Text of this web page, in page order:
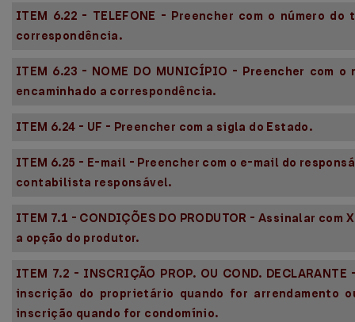
ITEM 6.22 - TELEFONE - Preencher com o número
correspondência.
ITEM 6.23 - NOME DO MUNICÍPIO - Preencher com
encaminhado a correspondência.
ITEM 6.24 - UF - Preencher com a sigla do Estado.
ITEM 6.25 - E-mail - Preencher com o e-mail do
contabilista responsável.
ITEM 7.1 - CONDIÇÕES DO PRODUTOR - Assinalar
a opção do produtor.
ITEM 7.2 - INSCRIÇÃO PROP. OU COND.
inscrição do proprietário quando for arrendamento
inscrição quando for condomínio.